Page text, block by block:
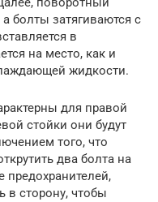
а болты затягиваются с
в
на место, как и
жидкости.
для правой
стойки они будут
того, что
два болта на
в сторону, чтобы